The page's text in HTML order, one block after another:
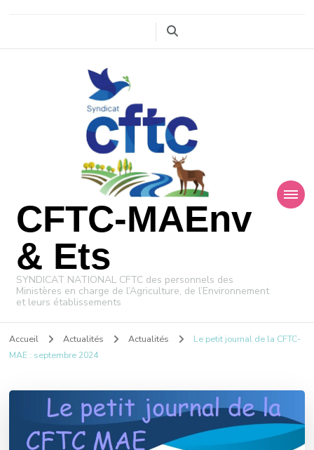
CFTC-MAEnv
& Ets
SYNDICAT NATIONAL CFTC des personnels des
Ministères en charge de l’Agriculture, de l’Environnement
et leurs établissements
Accueil Actualités Actualités
Le petit journal de la CFTC-
MAE : septembre 2024